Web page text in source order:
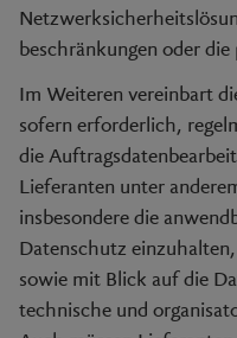
beschränkungen oder
Im Weiteren vereinbart
sofern erforderlich,
die
Lieferanten unter
insbesondere die
Datenschutz
sowie mit Blick auf die
technische und